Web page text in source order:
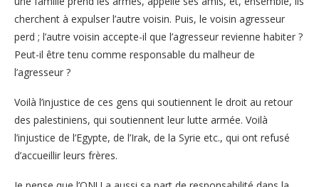
cherchent à expulser l’autre voisin. Puis, le voisin agresseur
perd ; l’autre voisin accepte-il que l’agresseur revienne habiter ?
Peut-il être tenu comme responsable du malheur de
l’agresseur ?
Voilà l’injustice de ces gens qui soutiennent le droit au retour
des palestiniens, qui soutiennent leur lutte armée. Voilà
l’injustice de l’Egypte, de l’Irak, de la Syrie etc., qui ont refusé
d’accueillir leurs frères.